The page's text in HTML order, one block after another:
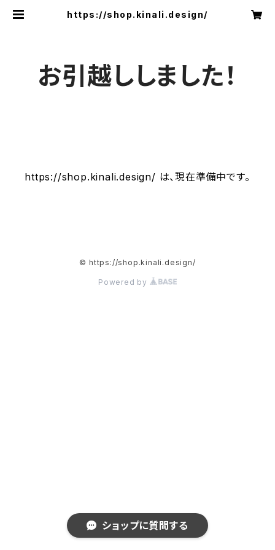
https://shop.kinali.design/
お引越ししました！
https://shop.kinali.design/ は、現在準備中です。
© https://shop.kinali.design/
Powered by
ショップに質問する